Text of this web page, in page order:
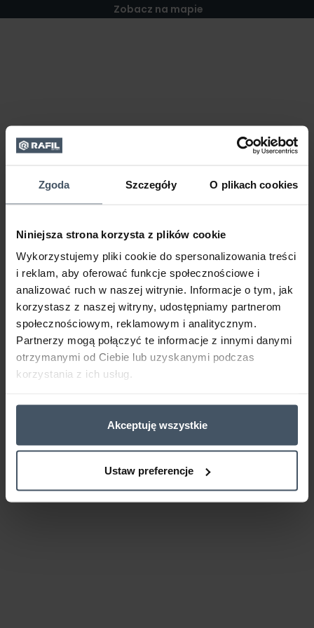
Zgoda Szczegóły O plikach cookies
Niniejsza strona korzysta z plików cookie
Wykorzystujemy pliki cookie do spersonalizowania treści
i reklam, aby oferować funkcje społecznościowe i
analizować ruch w naszej witrynie. Informacje o tym, jak
korzystasz z naszej witryny, udostępniamy partnerom
społecznościowym, reklamowym i analitycznym.
Partnerzy mogą połączyć te informacje z innymi danymi
otrzymanymi od Ciebie lub uzyskanymi podczas
korzystania z ich usług.
Akceptuję wszystkie
Ustaw preferencje
Zobacz na mapie